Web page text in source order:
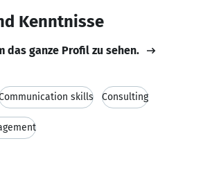
Kenntnisse
das ganze Profil zu sehen.
skills Consulting